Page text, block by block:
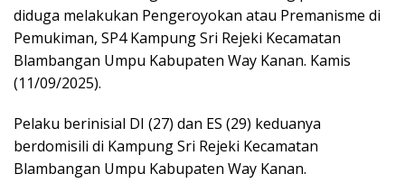
diduga melakukan Pengeroyokan atau Premanisme di
Pemukiman, SP4 Kampung Sri Rejeki Kecamatan
Blambangan Umpu Kabupaten Way Kanan. Kamis
(11/09/2025).
Pelaku berinisial DI (27) dan ES (29) keduanya
berdomisili di Kampung Sri Rejeki Kecamatan
Blambangan Umpu Kabupaten Way Kanan.